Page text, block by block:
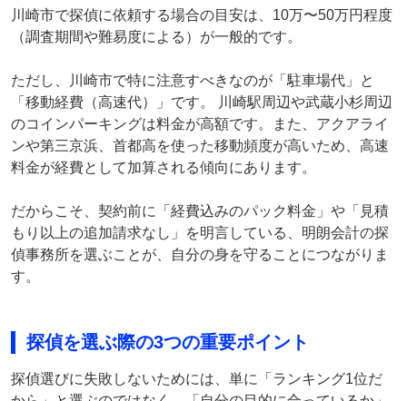
川崎市で探偵に依頼する場合の目安は、10万〜50万円程度
（調査期間や難易度による）が一般的です。
ただし、川崎市で特に注意すべきなのが「駐車場代」と
「移動経費（高速代）」です。 川崎駅周辺や武蔵小杉周辺
のコインパーキングは料金が高額です。また、アクアライ
ンや第三京浜、首都高を使った移動頻度が高いため、高速
料金が経費として加算される傾向にあります。
だからこそ、契約前に「経費込みのパック料金」や「見積
もり以上の追加請求なし」を明言している、明朗会計の探
偵事務所を選ぶことが、自分の身を守ることにつながりま
す。
探偵を選ぶ際の3つの重要ポイント
探偵選びに失敗しないためには、単に「ランキング1位だ